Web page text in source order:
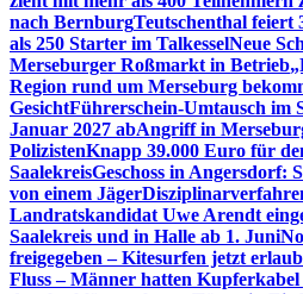
nach BernburgTeutschenthal feiert
als 250 Starter im TalkesselNeue
Merseburger Roßmarkt in Betrieb
Region rund um Merseburg
GesichtFührerschein-Umtausch im
Januar 2027 abAngriff in
PolizistenKnapp 39.000 Euro für
SaalekreisGeschoss in Angersdorf:
von einem Jäger
Landratskandidat Uwe Arendt
Saalekreis und in Halle ab 1. Juni
freigegeben – Kitesurfen jetzt
Fluss – Männer hatten Kupferkabel